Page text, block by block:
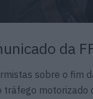
da
sobre o fim
motorizado